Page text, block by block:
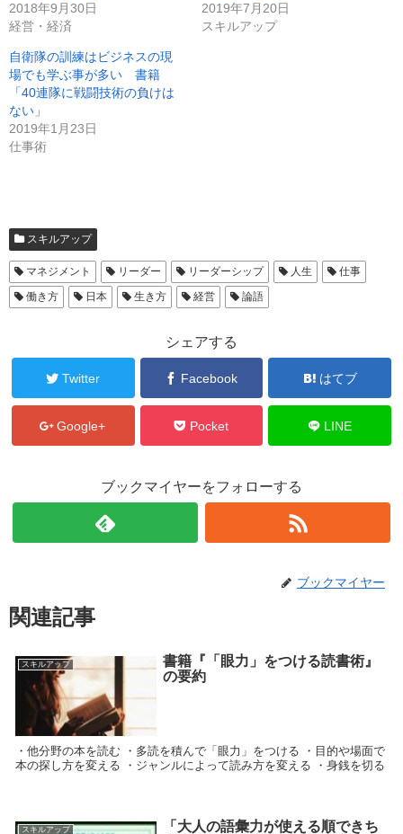
2018年9月30日
経営・経済
2019年7月20日
スキルアップ
自衛隊の訓練はビジネスの現
場でも学ぶ事が多い 書籍
「40連隊に戦闘技術の負けは
ない」
2019年1月23日
仕事術
スキルアップ
マネジメント リーダー リーダーシップ 人生
仕事
働き方
日本 生き方 経営 論語
シェアする
Twitter Facebook はてブ
Google+ Pocket LINE
ブックマイヤーをフォローする
ブックマイヤー
関連記事
スキルアップ
書籍『「眼力」をつける読書術』
の要約
・他分野の本を読む ・多読を積んで「眼力」をつける ・目的や場面で
本の探し方を変える ・ジャンルによって読み方を変える ・身銭を切る
スキルアップ
「大人の語彙力が使える順できち